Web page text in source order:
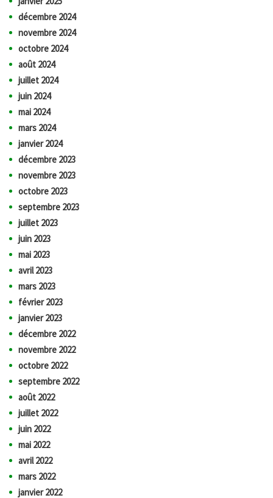
décembre 2024
novembre 2024
octobre 2024
août 2024
juillet 2024
juin 2024
mai 2024
mars 2024
janvier 2024
décembre 2023
novembre 2023
octobre 2023
septembre 2023
juillet 2023
juin 2023
mai 2023
avril 2023
mars 2023
février 2023
janvier 2023
décembre 2022
novembre 2022
octobre 2022
septembre 2022
août 2022
juillet 2022
juin 2022
mai 2022
avril 2022
mars 2022
janvier 2022